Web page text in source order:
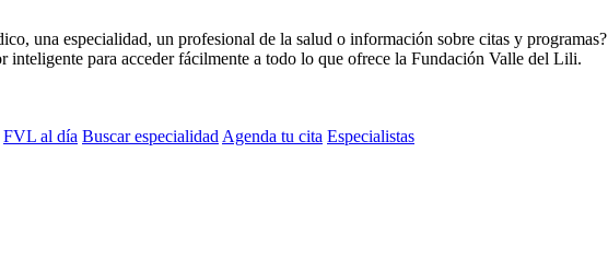
una especialidad, un profesional de la salud o información sobre citas y programas?
inteligente para acceder fácilmente a todo lo que ofrece la Fundación Valle del Lili.
FVL al día Buscar especialidad Agenda tu cita Especialistas